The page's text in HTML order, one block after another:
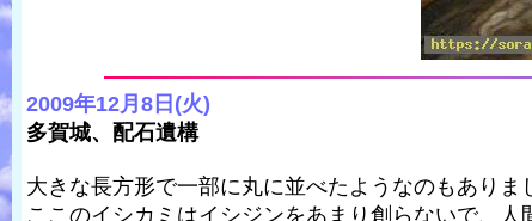
2009年12月8日(火)
多賀城、配石遺構
大きな長方形で一部に丸に並べたようなのもありま
ここのイシカミはイシジンをあまり創らないで、